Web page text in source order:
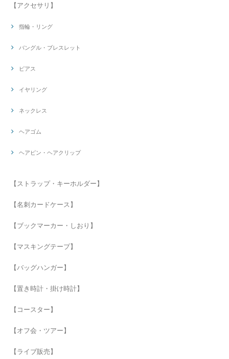
【アクセサリ】
指輪・リング
バングル・ブレスレット
ピアス
イヤリング
ネックレス
ヘアゴム
ヘアピン・ヘアクリップ
【ストラップ・キーホルダー】
【名刺カードケース】
【ブックマーカー・しおり】
【マスキングテープ】
【バッグハンガー】
【置き時計・掛け時計】
【コースター】
【オフ会・ツアー】
【ライブ販売】